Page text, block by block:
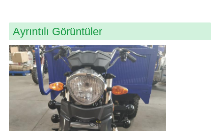
Ayrıntılı Görüntüler